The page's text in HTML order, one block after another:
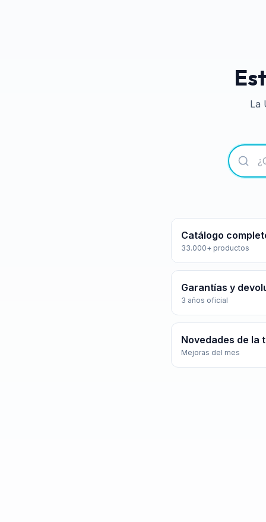
La
Catálogo
33.000+ productos
Garantías y
3 años oficial
Novedades de la
Mejoras del mes